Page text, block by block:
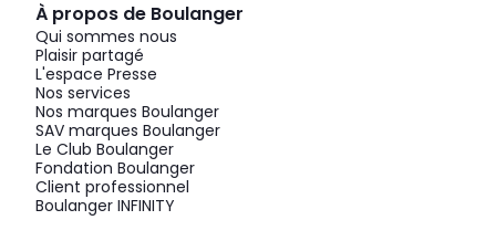
À propos de Boulanger
Qui sommes nous
Plaisir partagé
L'espace Presse
Nos services
Nos marques Boulanger
SAV marques Boulanger
Le Club Boulanger
Fondation Boulanger
Client professionnel
Boulanger INFINITY